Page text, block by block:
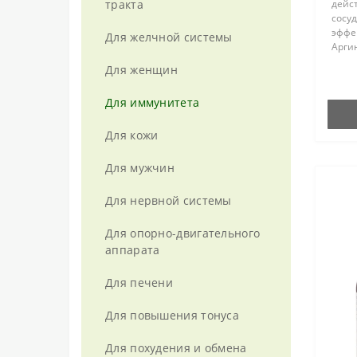
Кедровая продукция
Кедровая сила
Кедровое масло
Кедровые завтраки
Климатон
Коллоидные фитоформулы
Курунговиты
КуЭМсил
От варикоза
От воспалений
От грибка
От новообразований
От пигментации
От псориаза
От целлюлита
Полезные ванны
При ожогах
При повреждениях кожи
При травмах и ушибах
тракта
Для желчной системы
Для женщин
Для иммунитета
Для кожи
Для мужчин
Для нервной системы
Для опорно-двигательного
аппарата
Для печени
Для повышения тонуса
Для похудения и обмена